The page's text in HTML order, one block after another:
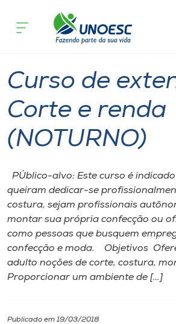
Cursos
Pesquisa
Atendimento ao Estudante
Portal de Ensino
A
Internacionalização
acontece
Curso de
Corte e renda
(NOTURNO)
PÚblico-alvo: Este curso é
queiram dedicar-se
costura, sejam profissionais
montar sua própria confecção ou
como pessoas que busquem
confecção e moda. Objetivos
adulto noções de corte, costura,
Proporcionar um ambiente de […]
Publicado em 19/03/2018